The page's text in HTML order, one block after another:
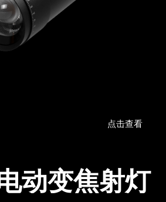
点击查看
动变焦射灯